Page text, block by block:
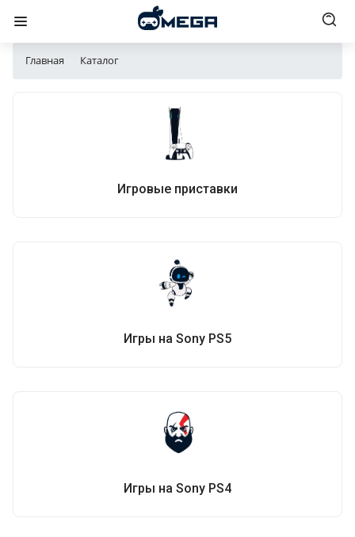
Главная Каталог
Игровые приставки
Игры на Sony PS5
Игры на Sony PS4